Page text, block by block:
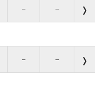
– –
– –